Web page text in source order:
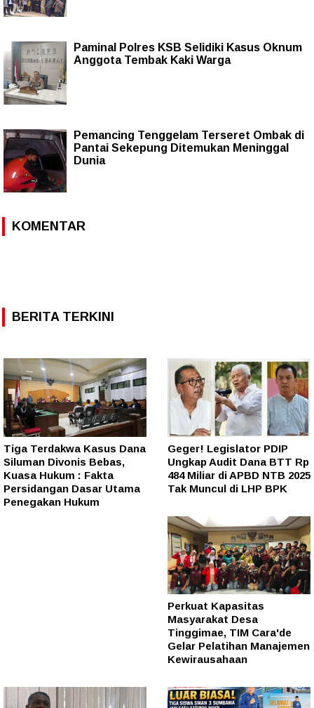
Paminal Polres KSB Selidiki Kasus Oknum
Anggota Tembak Kaki Warga
Pemancing Tenggelam Terseret Ombak di
Pantai Sekepung Ditemukan Meninggal
Dunia
KOMENTAR
BERITA TERKINI
Tiga Terdakwa Kasus Dana
Siluman Divonis Bebas,
Kuasa Hukum : Fakta
Persidangan Dasar Utama
Penegakan Hukum
Geger! Legislator PDIP
Ungkap Audit Dana BTT Rp
484 Miliar di APBD NTB 2025
Tak Muncul di LHP BPK
Perkuat Kapasitas
Masyarakat Desa
Tinggimae, TIM Cara'de
Gelar Pelatihan Manajemen
Kewirausahaan